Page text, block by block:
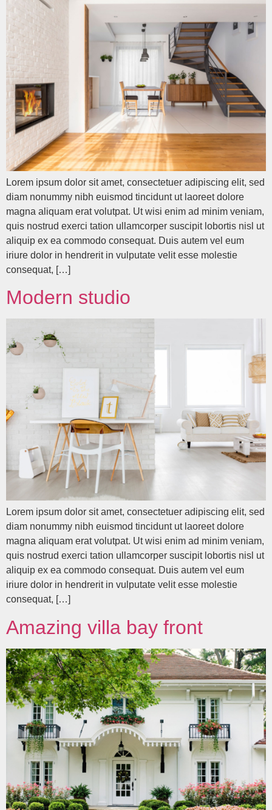
Lorem ipsum dolor sit amet, consectetuer adipiscing elit, sed
diam nonummy nibh euismod tincidunt ut laoreet dolore
magna aliquam erat volutpat. Ut wisi enim ad minim veniam,
quis nostrud exerci tation ullamcorper suscipit lobortis nisl ut
aliquip ex ea commodo consequat. Duis autem vel eum
iriure dolor in hendrerit in vulputate velit esse molestie
consequat, […]
Modern studio
Lorem ipsum dolor sit amet, consectetuer adipiscing elit, sed
diam nonummy nibh euismod tincidunt ut laoreet dolore
magna aliquam erat volutpat. Ut wisi enim ad minim veniam,
quis nostrud exerci tation ullamcorper suscipit lobortis nisl ut
aliquip ex ea commodo consequat. Duis autem vel eum
iriure dolor in hendrerit in vulputate velit esse molestie
consequat, […]
Amazing villa bay front